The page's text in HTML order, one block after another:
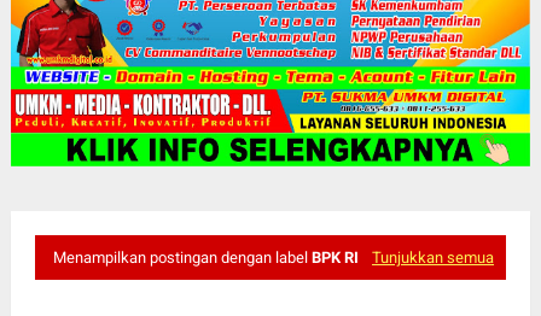
Menampilkan postingan dengan label BPK RI Tunjukkan semua